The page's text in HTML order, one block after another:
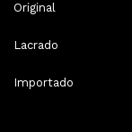
Original
Lacrado
Importado